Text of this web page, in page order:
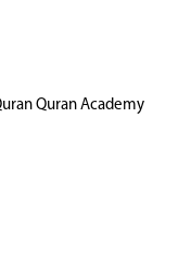
Quran Academy